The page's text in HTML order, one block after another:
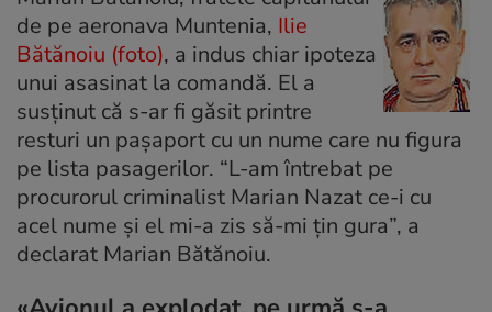
de pe aeronava Muntenia, Ilie
Bătănoiu (foto), a indus chiar ipoteza
unui asasinat la comandă. El a
susţinut că s-ar fi găsit printre
resturi un paşaport cu un nume care nu figura
pe lista pasagerilor. “L-am întrebat pe
procurorul criminalist Marian Nazat ce-i cu
acel nume şi el mi-a zis să-mi ţin gura”, a
declarat Marian Bătănoiu.